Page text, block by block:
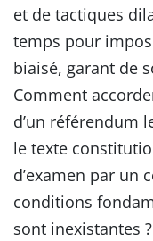
et de tactiques
temps pour
biaisé, garant de
Comment
d’un référendum
le texte
d’examen par un
conditions
sont inexistantes ?